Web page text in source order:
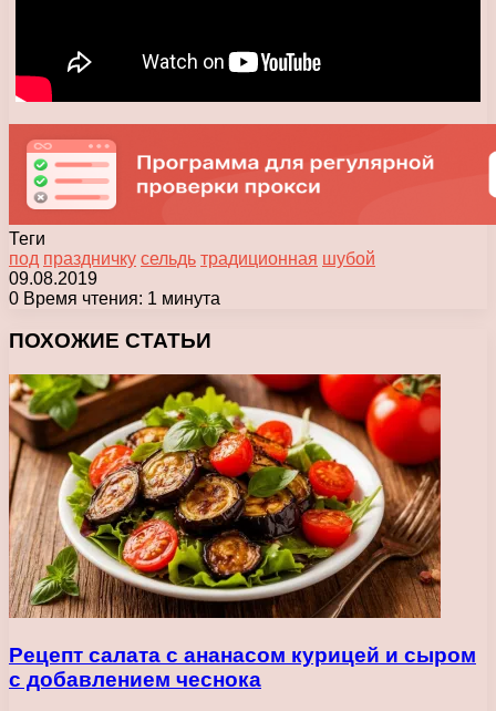
Теги
под праздничку сельдь традиционная шубой
09.08.2019
0 Время чтения: 1 минута
ПОХОЖИЕ СТАТЬИ
Рецепт салата с ананасом курицей и сыром
с добавлением чеснока